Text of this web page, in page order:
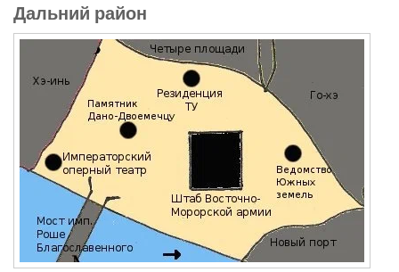
Дальний район